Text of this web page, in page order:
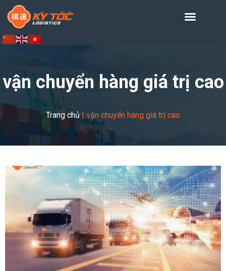
vận chuyển hàng giá trị cao
Trang chủ| vận chuyển hàng giá trị cao